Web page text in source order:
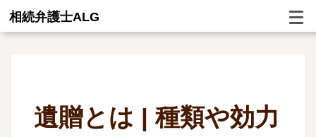
相続弁護士ALG
遺贈とは | 種類や効力